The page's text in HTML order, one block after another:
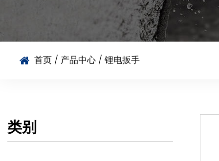
首页/产品中心/锂电扳手
类别